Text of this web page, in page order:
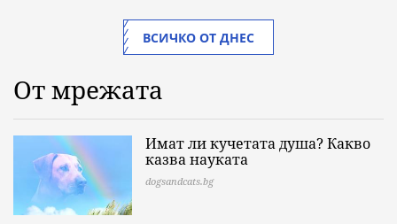
ВСИЧКО ОТ ДНЕС
От мрежата
Имат ли кучетата душа? Какво
казва науката
dogsandcats.bg